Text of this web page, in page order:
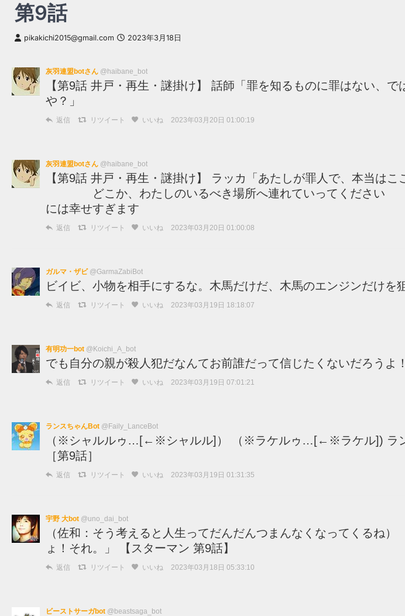
第9話
pikakichi2015@gmail.com 2023年3月18日
灰羽連盟botさん @haibane_bot
【第9話 井戸・再生・謎掛け】 話師「罪を知るものに罪はない、で
や？」
返信 リツイート いいね 2023年03月20日 01:00:19
灰羽連盟botさん @haibane_bot
【第9話 井戸・再生・謎掛け】 ラッカ「あたしが罪人で、本当はこ
どこか、わたしのいるべき場所へ連れていってくださ
には幸せすぎます
返信 リツイート いいね 2023年03月20日 01:00:08
ガルマ・ザビ @GarmaZabiBot
ビイビ、小物を相手にするな。木馬だけだ、木馬のエンジンだけを
返信 リツイート いいね 2023年03月19日 18:18:07
有明功一bot @Koichi_A_bot
でも自分の親が殺人犯だなんてお前誰だって信じたくないだろうよ
返信 リツイート いいね 2023年03月19日 07:01:21
ランスちゃんBot @Faily_LanceBot
（※シャルルゥ…[←※シャルル]） （※ラケルゥ…[←※ラケル])
［第9話］
返信 リツイート いいね 2023年03月19日 01:31:35
宇野 大bot @uno_dai_bot
（佐和：そう考えると人生ってだんだんつまんなくなってくるね）
ょ！それ。」 【スターマン 第9話】
返信 リツイート いいね 2023年03月18日 05:33:10
ビーストサーガbot @beastsaga_bot